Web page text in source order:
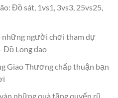
Đồ sát, 1vs1, 3vs3, 25vs25,
những người chơi tham dự
Đồ Long đao
Giao Thương chấp thuận bạn
những quà tặng quyến rũ